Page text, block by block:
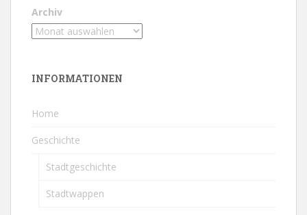
Archiv
INFORMATIONEN
Home
Geschichte
Stadtgeschichte
Stadtwappen